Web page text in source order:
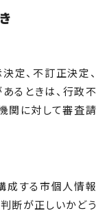
定、不訂正決定、
るときは、行政不
関に対して審査請
成する市個人情報
断が正しいかどう